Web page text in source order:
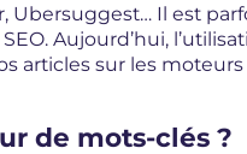
Ubersuggest… Il est
Aujourd’hui,
articles sur les
de mots-clés ?